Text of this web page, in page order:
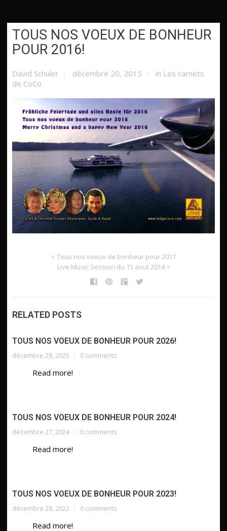
TOUS NOS VOEUX DE BONHEUR
POUR 2016!
David Schuler décembre 20, 2015 in Les carnets
de CoCo
Tous nos voeux de bonheur pour 2017
Live Music Session du 15 aout 2014
RELATED POSTS
TOUS NOS VOEUX DE BONHEUR POUR 2026!
décembre 28, 2025 0 comments
Read more!
TOUS NOS VOEUX DE BONHEUR POUR 2024!
décembre 27, 2024 0 comments
Read more!
TOUS NOS VOEUX DE BONHEUR POUR 2023!
décembre 28, 2022 0 comments
Read more!